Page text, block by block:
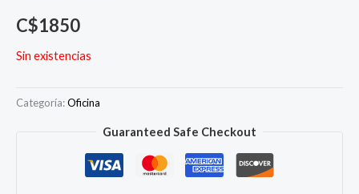
C$1850
Sin existencias
Categoría:Oficina
Guaranteed Safe Checkout